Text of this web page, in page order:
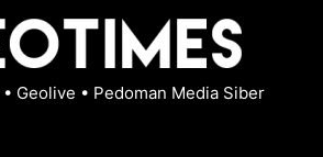
• Geolive • Pedoman Media Siber